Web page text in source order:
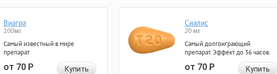
Виагра
100мг
Самый известный в мире
препарат
от 70Р Купить
Сиалис
20 мг
Самый долгоиграющий
препарат. Эффект до 36 часов.
от 70Р Купить